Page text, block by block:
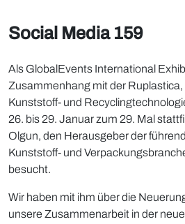
Social Media 159
Als GlobalEvents International
Zusammenhang mit der
Kunststoff- und
26. bis 29. Januar zum 29. Mal
Olgun, den Herausgeber der
Kunststoff- und
besucht.
Wir haben mit ihm über die
unsere Zusammenarbeit in der